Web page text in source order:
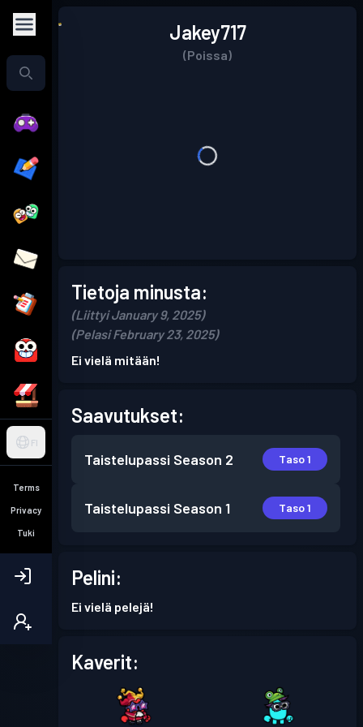
FI
Terms
Privacy
Tuki
Jakey717
(Poissa)
Tietoja minusta:
(Liittyi January 9, 2025)
(Pelasi February 23, 2025)
Ei vielä mitään!
Saavutukset:
Taistelupassi Season 2 Taso 1
Taistelupassi Season 1 Taso 1
Pelini:
Ei vielä pelejä!
Kaverit: